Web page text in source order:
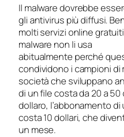
Il malware dovrebbe
gli antivirus più diffusi.
molti servizi online
malware non li usa
abitualmente perché
condividono i campioni di
società che sviluppano
di un file costa da 20 a
dollaro, l’abbonamento
costa 10 dollari, che
un mese.